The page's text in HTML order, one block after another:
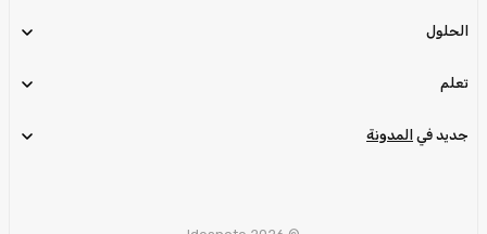
الحلول
تعلم
جديد في المدونة